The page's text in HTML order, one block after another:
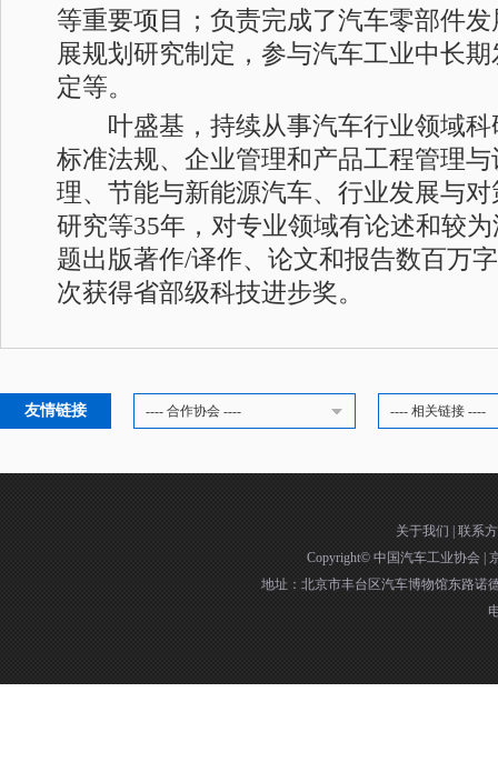
等重要项目；负责完成了汽车零部件
展规划研究制定，参与汽车工业中长
定等。
叶盛基，持续从事汽车行业领域科
标准法规、企业管理和产品工程管理
理、节能与新能源汽车、行业发展与
研究等35年，对专业领域有论述和较
题出版著作/译作、论文和报告数百万
次获得省部级科技进步奖。
友情链接 ---- 合作协会 ---- ---- 相关链接 ----
关于我们
联系
Copyright© 中国汽车工业协会
地址：北京市丰台区汽车博物馆东路诺